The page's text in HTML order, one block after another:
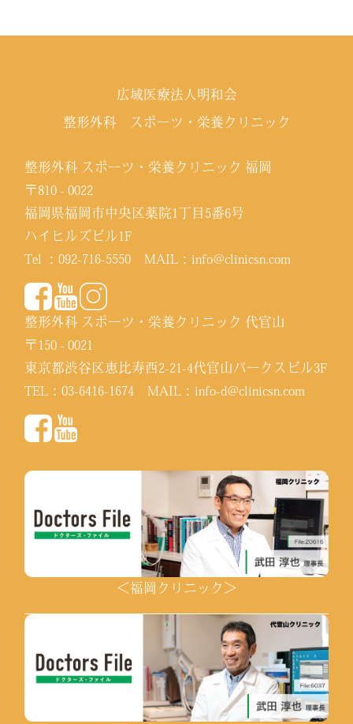
広域医療法人明和会
整形外科 スポーツ・栄養クリニック
整形外科 スポーツ・栄養クリニック 福岡
〒810 - 0022
福岡県福岡市中央区薬院1丁目5番6号
ハイヒルズビル1F
Tel ：092-716-5550 MAIL：info@clinicsn.com
整形外科 スポーツ・栄養クリニック 代官山
〒150 - 0021
東京都渋谷区恵比寿西2-21-4代官山パークスビル3F
TEL：03-6416-1674 MAIL：info-d@clinicsn.com
＜福岡クリニック＞